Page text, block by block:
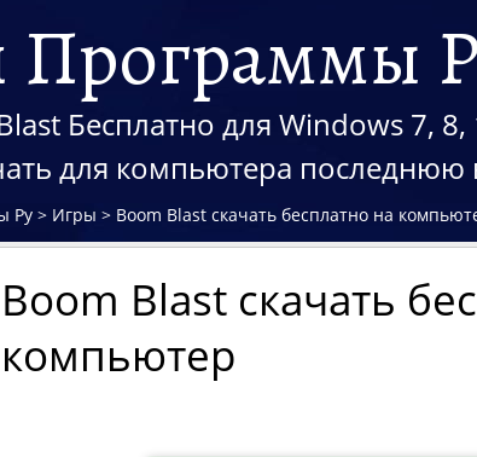
Программы
Бесплатно для Windows 7, 8,
для компьютера последнюю
Ру > Игры > Boom Blast скачать бесплатно на
Boom Blast скачать
компьютер